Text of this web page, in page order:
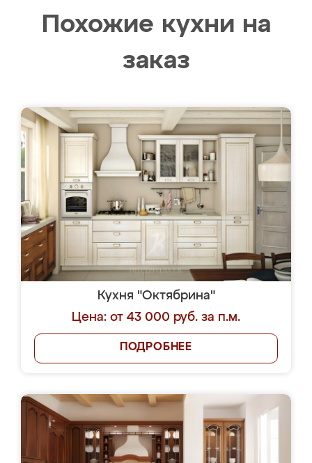
Похожие кухни на
заказ
Кухня "Октябрина"
Цена: от 43 000 руб. за п.м.
ПОДРОБНЕЕ